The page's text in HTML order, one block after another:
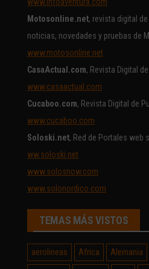
www.infoaventura.com
Motosonline.net, revista digital
noticias, novedades y pruebas de
www.motosonline.net
CasaActual.com, Revista Digital
www.casaactual.com
Cucaboo.com, Revista Digital de
www.cucaboo.com
Soloski.net, Red de Portales web
ww.soloski.net
www.solosnow.com
www.solonordico.com
TEMAS MÁS VISTOS
aerolineas Africa Alemania